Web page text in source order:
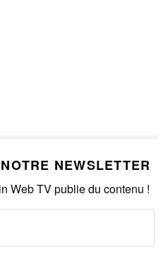
NEWSLETTER
Web TV publie du contenu !